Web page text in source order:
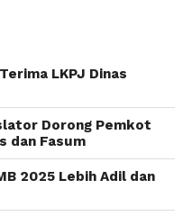
wilayah
berfungsi dengan baik,
di beberapa wilayah,
H. M.
program-
terutama
LKPJ Dinas
Dorong Pemkot
dan Fasum
2025 Lebih Adil dan